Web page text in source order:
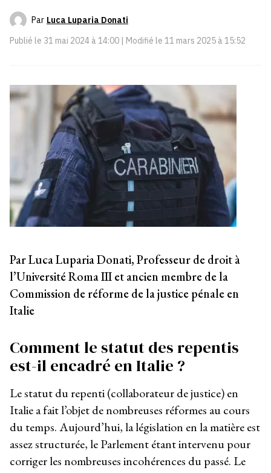
Par Luca Luparia Donati
Publié le 31 mai 2024 à 14:00 | Modifié le 11 mars 2025 à 15:52
Par Luca Luparia Donati, Professeur de droit à
l’Université Roma III et ancien membre de la
Commission de réforme de la justice pénale en
Italie
Comment le statut des repentis
est-il encadré en Italie ?
Le statut du repenti (collaborateur de justice) en
Italie a fait l’objet de nombreuses réformes au cours
du temps. Aujourd’hui, la législation en la matière est
assez structurée, le Parlement étant intervenu pour
corriger les nombreuses incohérences du passé. Le